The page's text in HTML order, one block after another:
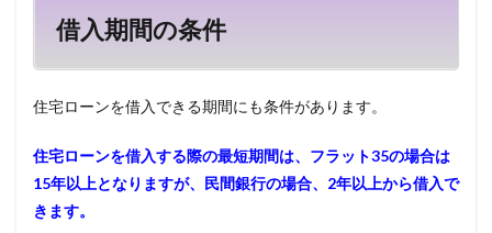
9
信用
保険
件
10
おす
すめ
借入期間の条件
住宅ローンを借入できる期間にも条件があります。
住宅ローンを借入する際の最短期間は、フラット35の場合は
15年以上となりますが、民間銀行の場合、 2年以上から借入で
きます。